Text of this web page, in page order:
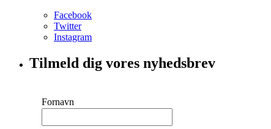
Facebook
Twitter
Instagram
Tilmeld dig vores nyhedsbrev
Fornavn